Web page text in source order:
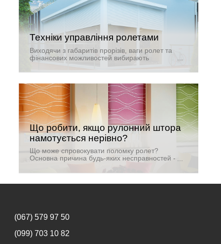
Техніки управління ролетами
Виходячи з габаритів прорізів, ваги ролет та
фінансових можливостей вибирають
Обидва типи приводу мають високу
експлуатація залежить від правильно
зробленого вибору.
Що робити, якщо рулонний штора
намотується нерівно?
Що може спровокувати поломку ролет?
Основна причина будь-яких несправностей -
рольштор. Тому не слід прикладати багато
(067) 579 97 50
(099) 703 10 82